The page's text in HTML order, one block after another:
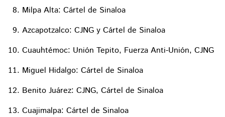
Milpa Alta: Cártel de Sinaloa
Azcapotzalco: CJNG y Cártel de Sinaloa
Cuauhtémoc: Unión Tepito, Fuerza Anti-Unión, CJNG
Miguel Hidalgo: Cártel de Sinaloa
Benito Juárez: CJNG, Cártel de Sinaloa
Cuajimalpa: Cártel de Sinaloa